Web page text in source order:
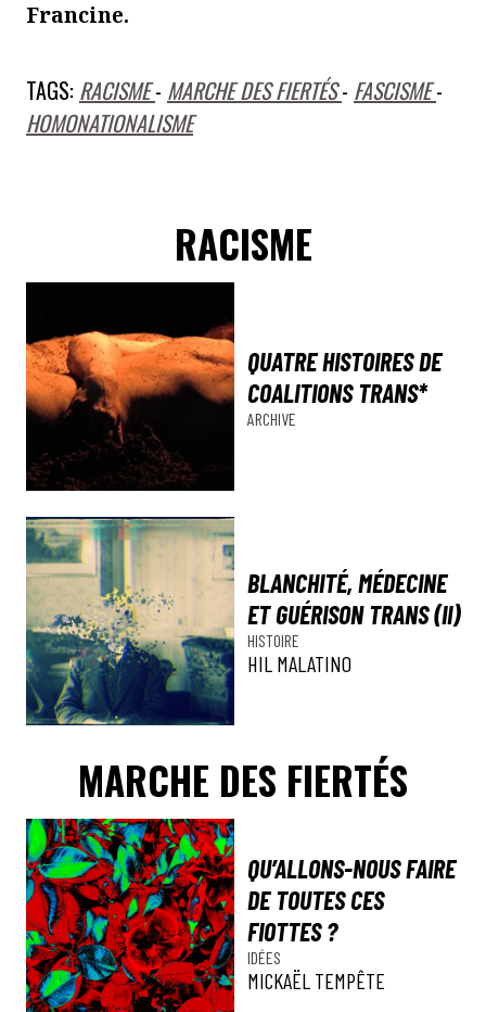
Francine.
TAGS: RACISME- MARCHE DES FIERTÉS- FASCISME-
HOMONATIONALISME
RACISME
QUATRE HISTOIRES DE
COALITIONS TRANS*
ARCHIVE
BLANCHITÉ, MÉDECINE
ET GUÉRISON TRANS (II)
HISTOIRE
HIL MALATINO
MARCHE DES FIERTÉS
QU’ALLONS-NOUS FAIRE
DE TOUTES CES
FIOTTES ?
IDÉES
MICKAËL TEMPÊTE